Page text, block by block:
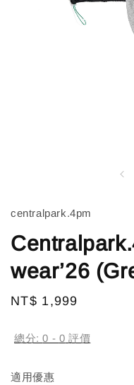
centralpark.4pm
wear’26
Regular
NT$ 1,999
總分:0 - 0 評價
適用優惠